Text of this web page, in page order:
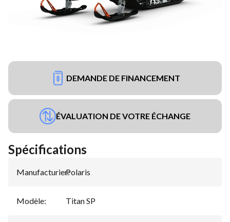
DEMANDE DE FINANCEMENT
ÉVALUATION DE VOTRE ÉCHANGE
Spécifications
Manufacturier:
Polaris
Modèle: Titan SP